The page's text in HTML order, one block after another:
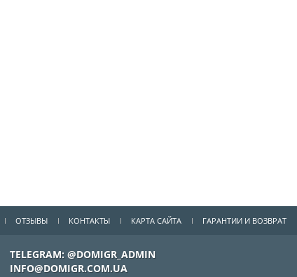
ОТЗЫВЫ КОНТАКТЫ КАРТА САЙТА ГАРАНТИИ И ВОЗВРАТ
TELEGRAM: @DOMIGR_ADMIN
INFO@DOMIGR.COM.UA